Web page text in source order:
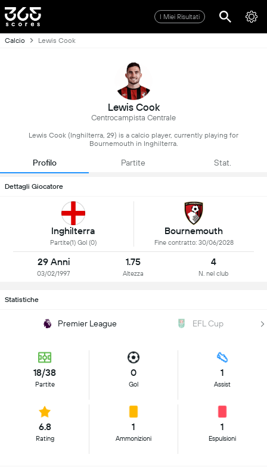
I Miei Risultati
Calcio Lewis Cook
Lewis Cook
Centrocampista Centrale
Lewis Cook (Inghilterra, 29) is a calcio player, currently playing for
Bournemouth in Inghilterra.
Profilo Partite Stat.
Dettagli Giocatore
Inghilterra
Partite(1) Gol (0)
Bournemouth
Fine contratto: 30/06/2028
29 Anni
03/02/1997
1.75
Altezza
4
N. nel club
Statistiche
Premier League EFL Cup
18/38
Partite
0
Gol
1
Assist
6.8
Rating
1
Ammonizioni
1
Espulsioni